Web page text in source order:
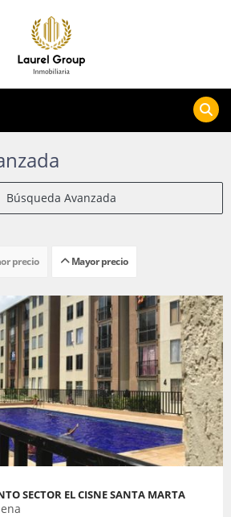
Avanzada
precio Mayor precio
SECTOR EL CISNE SANTA MARTA